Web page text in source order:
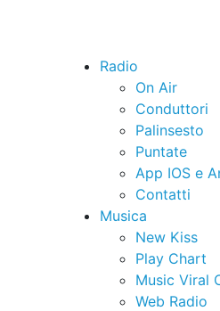
Radio
On Air
Conduttori
Palinsesto
Puntate
App IOS e
Contatti
Musica
New Kiss
Play Chart
Music Viral
Web Radio